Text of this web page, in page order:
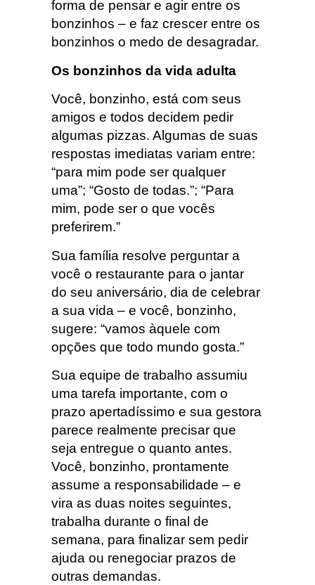
forma de pensar e agir entre os
bonzinhos – e faz crescer entre os
bonzinhos o medo de desagradar.
Os bonzinhos da vida adulta
Você, bonzinho, está com seus
amigos e todos decidem pedir
algumas pizzas. Algumas de suas
respostas imediatas variam entre:
“para mim pode ser qualquer
uma”; “Gosto de todas.”; “Para
mim, pode ser o que vocês
preferirem.”
Sua família resolve perguntar a
você o restaurante para o jantar
do seu aniversário, dia de celebrar
a sua vida – e você, bonzinho,
sugere: “vamos àquele com
opções que todo mundo gosta.”
Sua equipe de trabalho assumiu
uma tarefa importante, com o
prazo apertadíssimo e sua gestora
parece realmente precisar que
seja entregue o quanto antes.
Você, bonzinho, prontamente
assume a responsabilidade – e
vira as duas noites seguintes,
trabalha durante o final de
semana, para finalizar sem pedir
ajuda ou renegociar prazos de
outras demandas.